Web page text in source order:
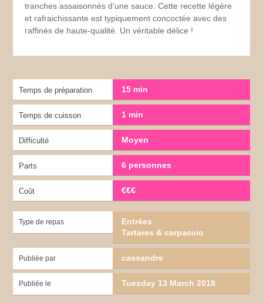
tranches assaisonnés d’une sauce. Cette recette légère
et rafraichissante est typiquement concoctée avec des
raffinés de haute-qualité. Un véritable délice !
Temps de préparation 15 min
Temps de cuisson 1 min
Difficulté Moyen
Parts 6 personnes
Coût €€€
Type de repas
Entrées
Tartares & carpaccio
Publiée par cassandre
Publiée le Tuesday 13 March 2018